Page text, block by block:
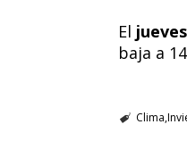
El jueves
baja a
Clima